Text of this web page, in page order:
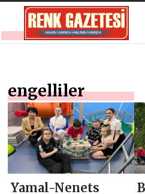
engelliler
Yamal-Nenets